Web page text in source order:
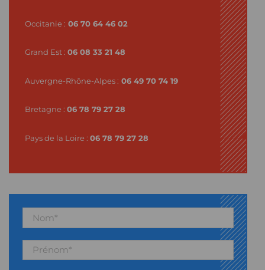
Occitanie : 06 70 64 46 02
Grand Est : 06 08 33 21 48
Auvergne-Rhône-Alpes : 06 49 70 74 19
Bretagne : 06 78 79 27 28
Pays de la Loire : 06 78 79 27 28